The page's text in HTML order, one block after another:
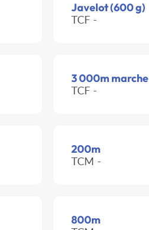
Javelot (600 g)
TCF -
3 000m marche
TCF -
200m
TCM -
800m